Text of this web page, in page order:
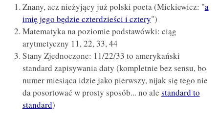
Znany, acz nieżyjący już polski poeta (Mickiewicz: "a
imię jego będzie czterdzieści i cztery")
Matematyka na poziomie podstawówki: ciąg
arytmetyczny 11, 22, 33, 44
Stany Zjednoczone: 11/22/33 to amerykański
standard zapisywania daty (kompletnie bez sensu, bo
numer miesiąca idzie jako pierwszy, nijak się tego nie
da posortować w prosty sposób... no ale standard to
standard)